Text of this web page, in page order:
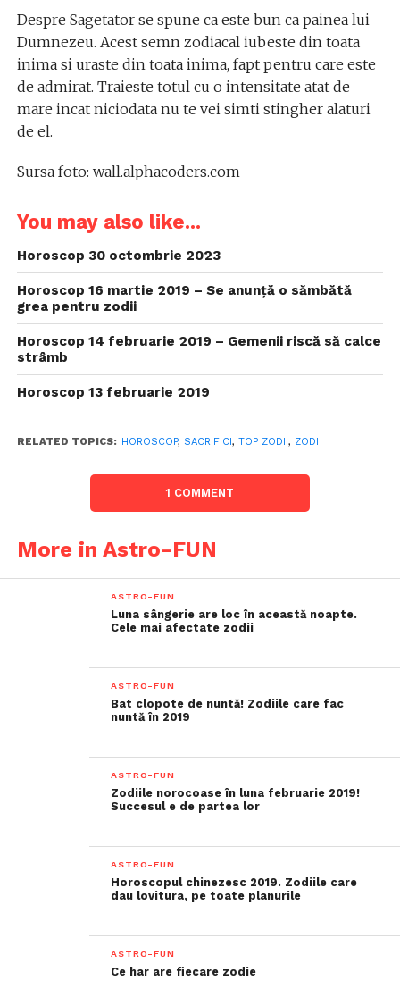
Despre Sagetator se spune ca este bun ca painea lui
Dumnezeu. Acest semn zodiacal iubeste din toata
inima si uraste din toata inima, fapt pentru care este
de admirat. Traieste totul cu o intensitate atat de
mare incat niciodata nu te vei simti stingher alaturi
de el.
Sursa foto: wall.alphacoders.com
You may also like...
Horoscop 30 octombrie 2023
Horoscop 16 martie 2019 – Se anunță o sămbătă
grea pentru zodii
Horoscop 14 februarie 2019 – Gemenii riscă să calce
strâmb
Horoscop 13 februarie 2019
RELATED TOPICS: HOROSCOP, SACRIFICI, TOP ZODII, ZODI
1 COMMENT
More in Astro-FUN
ASTRO-FUN
Luna sângerie are loc în această noapte.
Cele mai afectate zodii
ASTRO-FUN
Bat clopote de nuntă! Zodiile care fac
nuntă în 2019
ASTRO-FUN
Zodiile norocoase în luna februarie 2019!
Succesul e de partea lor
ASTRO-FUN
Horoscopul chinezesc 2019. Zodiile care
dau lovitura, pe toate planurile
ASTRO-FUN
Ce har are fiecare zodie